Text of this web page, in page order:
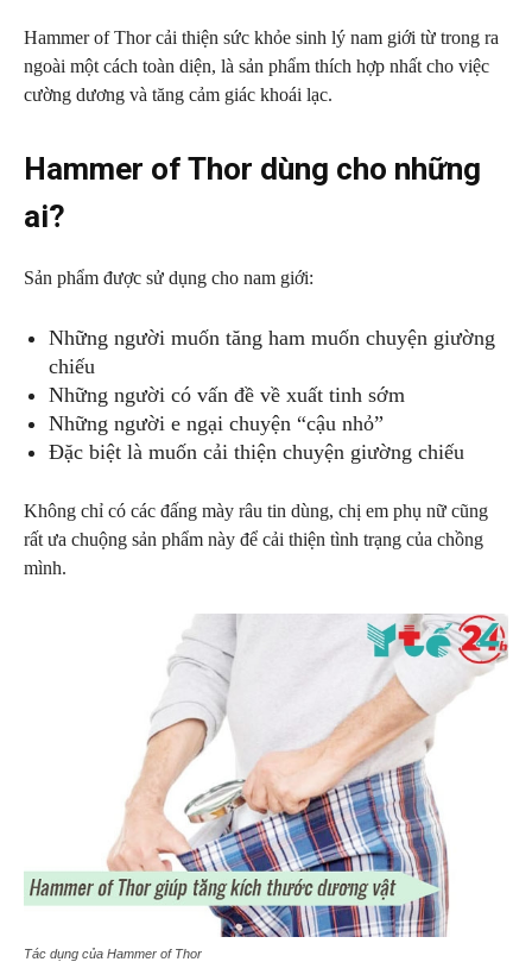
Hammer of Thor cải thiện sức khỏe sinh lý nam giới từ trong ra
ngoài một cách toàn diện, là sản phẩm thích hợp nhất cho việc
cường dương và tăng cảm giác khoái lạc.
Hammer of Thor dùng cho những
ai?
Sản phẩm được sử dụng cho nam giới:
Những người muốn tăng ham muốn chuyện giường
chiếu
Những người có vấn đề về xuất tinh sớm
Những người e ngại chuyện “cậu nhỏ”
Đặc biệt là muốn cải thiện chuyện giường chiếu
Không chỉ có các đấng mày râu tin dùng, chị em phụ nữ cũng
rất ưa chuộng sản phẩm này để cải thiện tình trạng của chồng
mình.
Tác dụng của Hammer of Thor